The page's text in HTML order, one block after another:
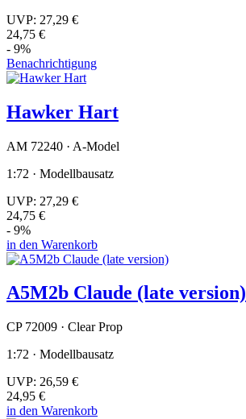
UVP: 27,29 €
24,75 €
- 9%
Benachrichtigung
Hawker Hart
AM 72240 · A-Model
1:72 · Modellbausatz
UVP: 27,29 €
24,75 €
- 9%
in den Warenkorb
A5M2b Claude (late version)
CP 72009 · Clear Prop
1:72 · Modellbausatz
UVP: 26,59 €
24,95 €
in den Warenkorb